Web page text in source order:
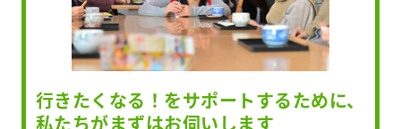
行きたくなる！をサポートするために、
私たちがまずはお伺いします